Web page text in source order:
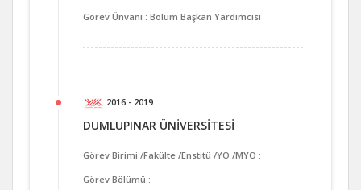
Görev Ünvanı : Bölüm Başkan Yardımcısı
2016 - 2019
DUMLUPINAR ÜNİVERSİTESİ
Görev Birimi /Fakülte /Enstitü /YO /MYO :
Görev Bölümü :